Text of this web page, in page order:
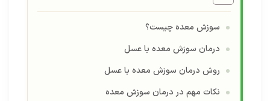
سوزش معده چیست؟
درمان سوزش معده با عسل
روش درمان سوزش معده با عسل
نکات مهم در درمان سوزش معده